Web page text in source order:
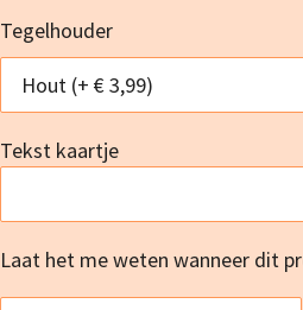
Tegelhouder
Tekst kaartje
Laat het me weten wanneer dit